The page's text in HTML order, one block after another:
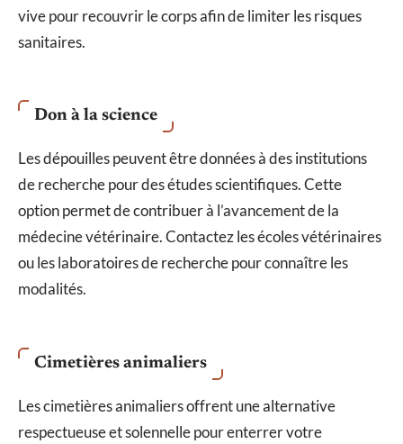
vive pour recouvrir le corps afin de limiter les risques
sanitaires.
Don à la science
Les dépouilles peuvent être données à des institutions
de recherche pour des études scientifiques. Cette
option permet de contribuer à l’avancement de la
médecine vétérinaire. Contactez les écoles vétérinaires
ou les laboratoires de recherche pour connaître les
modalités.
Cimetières animaliers
Les cimetières animaliers offrent une alternative
respectueuse et solennelle pour enterrer votre